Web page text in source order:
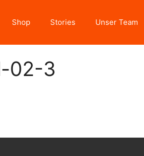
Shop Stories Unser Team
02-3